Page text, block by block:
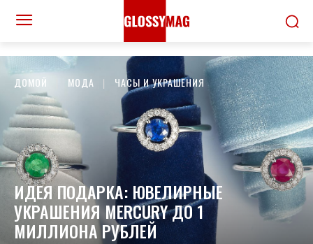
ДОМОЙ МОДА ЧАСЫ И УКРАШЕНИЯ
ИДЕЯ ПОДАРКА: ЮВЕЛИРНЫЕ
УКРАШЕНИЯ MERCURY ДО 1
МИЛЛИОНА РУБЛЕЙ